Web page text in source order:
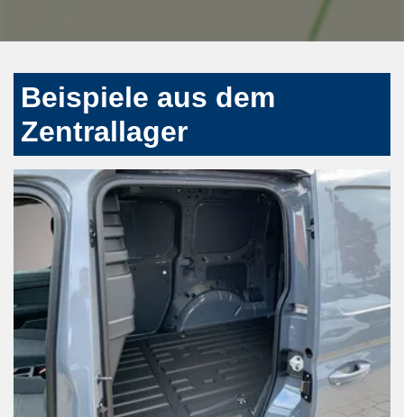
Beispiele aus dem
Zentrallager